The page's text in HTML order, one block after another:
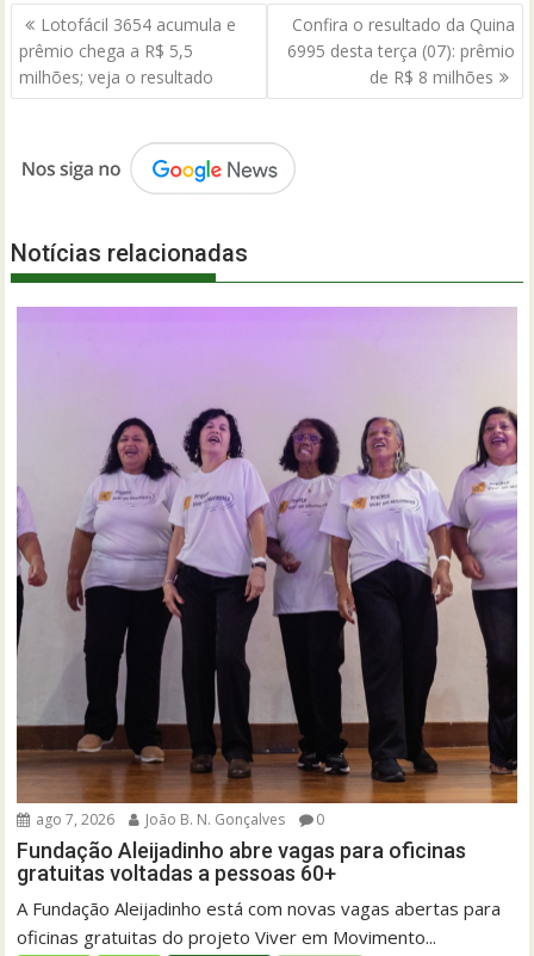
Navegação
de
Post
Lotofácil 3654 acumula e
prêmio chega a R$ 5,5
milhões; veja o resultado
Confira o resultado da Quina
6995 desta terça (07): prêmio
de R$ 8 milhões
Notícias relacionadas
ago 7, 2026 João B. N. Gonçalves 0
Fundação Aleijadinho abre vagas para oficinas
gratuitas voltadas a pessoas 60+
A Fundação Aleijadinho está com novas vagas abertas para
oficinas gratuitas do projeto Viver em Movimento...